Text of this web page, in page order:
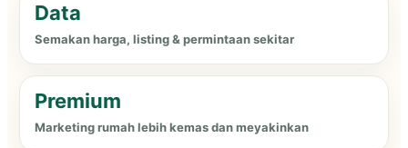
Data
Semakan harga, listing & permintaan sekitar
Premium
Marketing rumah lebih kemas dan meyakinkan